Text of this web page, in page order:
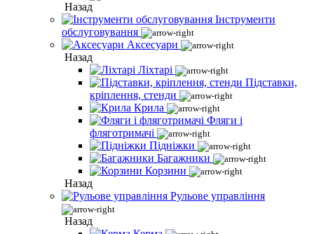
Назад
Інструменти
обслуговування
Аксесуари
Назад
Ліхтарі
Підставки,
кріплення, стенди
Крила
Фляги і
фляготримачі
Підніжки
Багажники
Корзини
Назад
Рульове управління
Назад